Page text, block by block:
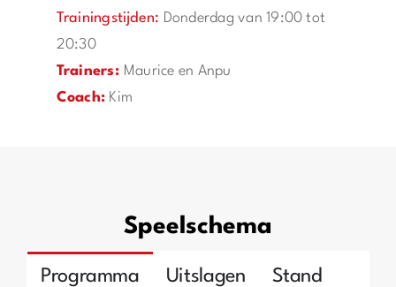
Trainingstijden: Donderdag van 19:00 tot
20:30
Trainers: Maurice en Anpu
Coach: Kim
Speelschema
Programma Uitslagen Stand